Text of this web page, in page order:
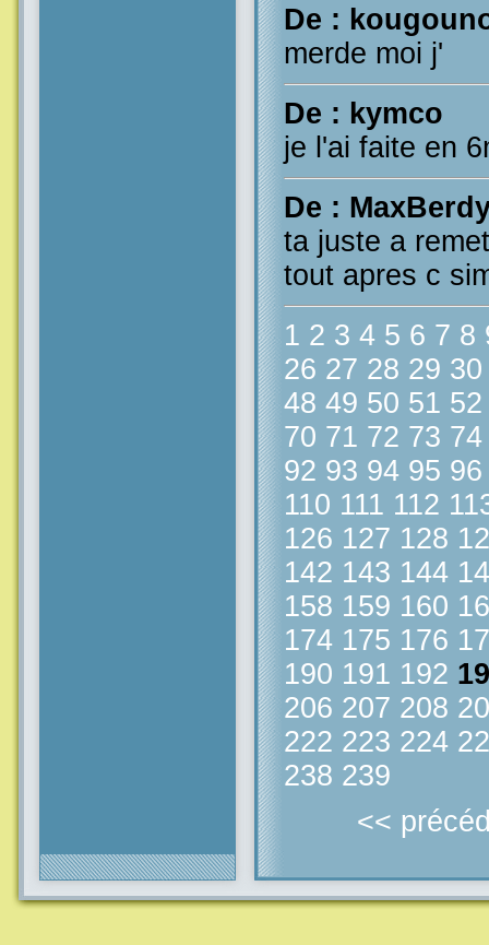
De :
merde moi j'
De : kymco
je l'ai faite en
De :
ta juste a
tout apres c
1 2 3 4 5 6 7 8
26 27 28 29 30
48 49 50 51 52
70 71 72 73 74
92 93 94 95 96
110 111 112
126 127 128
142 143 144
158 159 160
174 175 176
190 191 192
206 207 208
222 223 224
238 239
<<